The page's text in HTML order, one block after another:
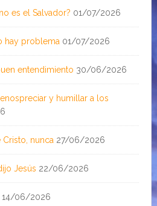
es el Salvador? 01/07/2026
hay problema 01/07/2026
entendimiento 30/06/2026
y humillar a los
nunca 27/06/2026
Jesús 22/06/2026
14/06/2026